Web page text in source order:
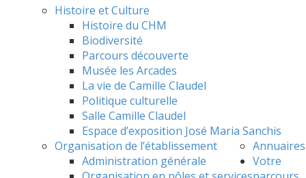
Histoire et Culture
Histoire du CHM
Biodiversité
Parcours découverte
Musée les Arcades
La vie de Camille Claudel
Politique culturelle
Salle Camille Claudel
Espace d’exposition José Maria Sanchis
Organisation de l’établissement
Administration générale
Annuaires
Votre